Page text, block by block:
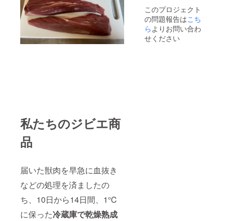
私たちのジビエ商
品
届いた獣肉を早急に血抜き
などの処理を済ましたの
ち、10日から14日間、1℃
に保った冷蔵庫で乾燥熟成
スは
やっぱ
りス
テー
キ！ 8
をお知
らせ下
さい。
猟師気
分を味
このプロジェクト
の問題報告はこち
らよりお問い合わ
せください